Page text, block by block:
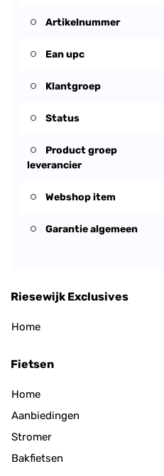
Artikelnummer
Ean upc
Klantgroep
Status
Product groep
leverancier
Webshop item
Garantie algemeen
Riesewijk Exclusives
Home
Fietsen
Home
Aanbiedingen
Stromer
Bakfietsen